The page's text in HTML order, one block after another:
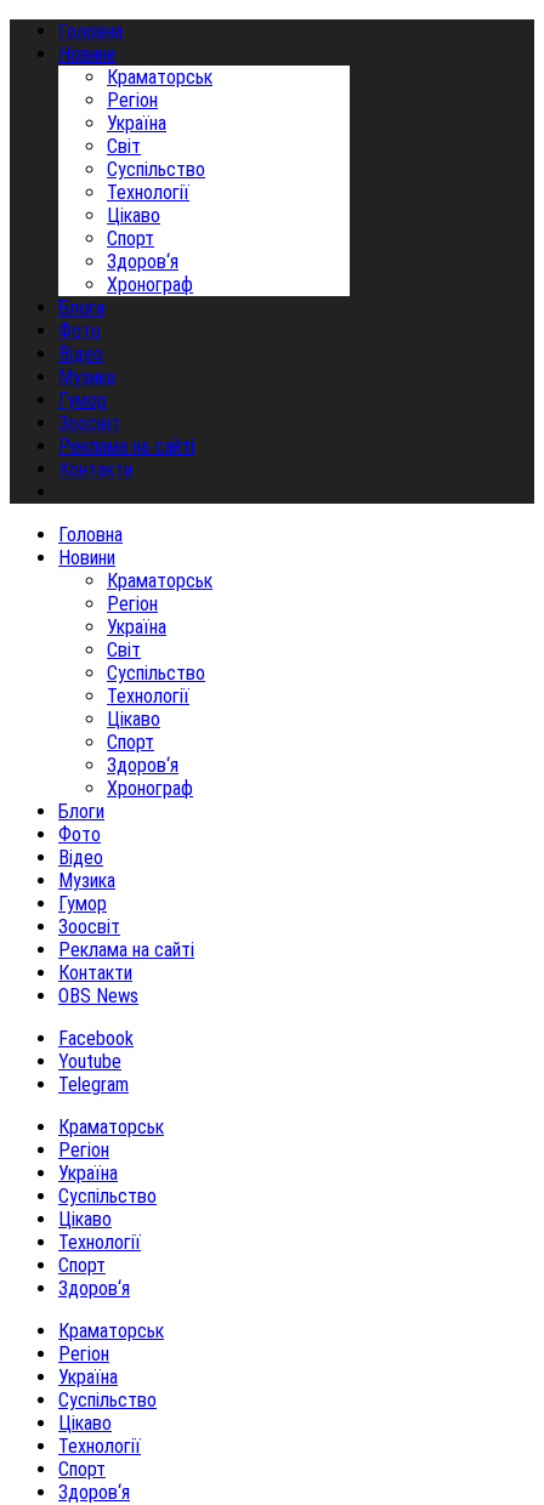
Головна
Новини
Краматорськ
Регіон
Україна
Світ
Суспільство
Технології
Цікаво
Спорт
Здоров‘я
Хронограф
Блоги
Фото
Відео
Музика
Гумор
Зоосвіт
Реклама на сайті
Контакти
Головна
Новини
Краматорськ
Регіон
Україна
Світ
Суспільство
Технології
Цікаво
Спорт
Здоров‘я
Хронограф
Блоги
Фото
Відео
Музика
Гумор
Зоосвіт
Реклама на сайті
Контакти
OBS News
Facebook
Youtube
Telegram
Краматорськ
Регіон
Україна
Суспільство
Цікаво
Технології
Спорт
Здоров‘я
Краматорськ
Регіон
Україна
Суспільство
Цікаво
Технології
Спорт
Здоров‘я